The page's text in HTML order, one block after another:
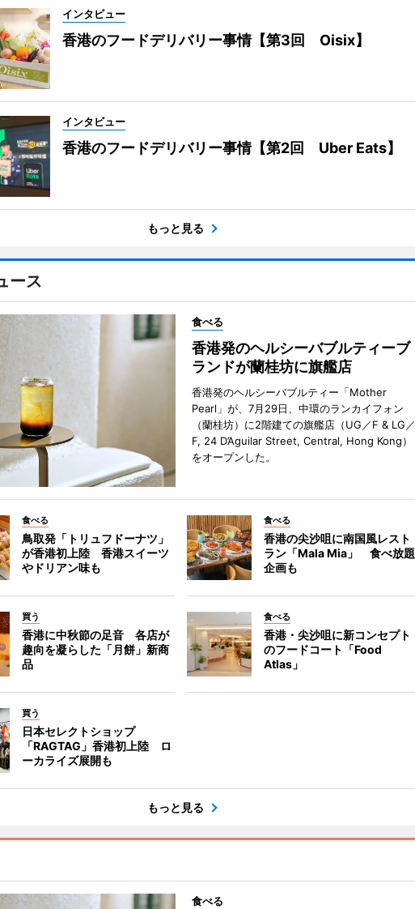
インタビュー
香港のフードデリバリー事情【第3回 Oisix】
インタビュー
香港のフードデリバリー事情【第2回 Uber Eats】
もっと見る
ース
食べる
香港発のヘルシーバブルティーブ
ランドが蘭桂坊に旗艦店
香港発のヘルシーバブルティー「Mother
Pearl」が、7月29日、中環のランカイフォン
（蘭桂坊）に2階建ての旗艦店（UG／F & LG／
F, 24 D’Aguilar Street, Central, Hong Kong）
をオープンした。
食べる
鳥取発「トリュフドーナツ」
が香港初上陸 香港スイーツ
やドリアン味も
食べる
香港の尖沙咀に南国風レスト
ラン「Mala Mia」 食べ放題
企画も
買う
香港に中秋節の足音 各店が
趣向を凝らした「月餅」新商
品
食べる
香港・尖沙咀に新コンセプト
のフードコート「Food
Atlas」
買う
日本セレクトショップ
「RAGTAG」香港初上陸 ロ
ーカライズ展開も
もっと見る
食べる